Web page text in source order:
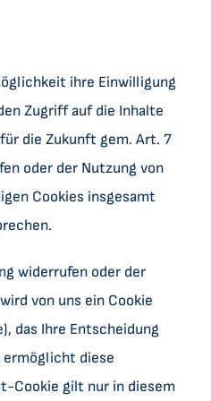
ihre Einwilligung
Zugriff auf die Inhalte
die Zukunft gem. Art. 7
oder der Nutzung von
Cookies insgesamt
widerrufen oder der
von uns ein Cookie
das Ihre Entscheidung
diese
Cookie gilt nur in diesem